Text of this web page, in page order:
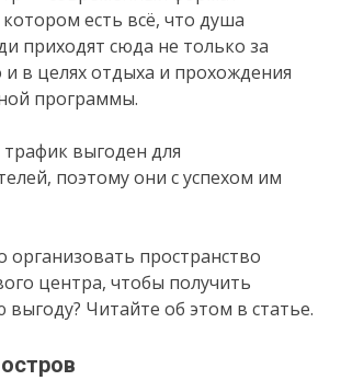
есть всё, что душа
приходят сюда не только за
в целях отдыха и прохождения
программы.
выгоден для
поэтому они с успехом им
организовать пространство
центра, чтобы получить
Читайте об этом в статье.